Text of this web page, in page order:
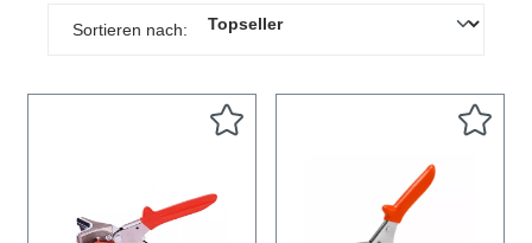
Sortieren nach: